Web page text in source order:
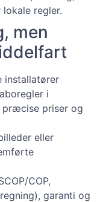
regler.
men
i
præcise priser og
eller
COP,
garanti og